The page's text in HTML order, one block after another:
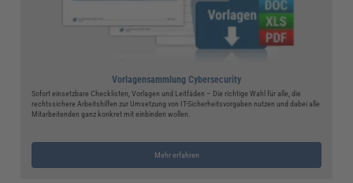
Vorlagensammlung Cybersecurity
Sofort einsetzbare Checklisten, Vorlagen und Leitfäden – Die richtige Wahl für alle, die
rechtssichere Arbeitshilfen zur Umsetzung von IT-Sicherheitsvorgaben nutzen und dabei alle
Mitarbeitenden ganz konkret mit einbinden wollen.
Mehr erfahren